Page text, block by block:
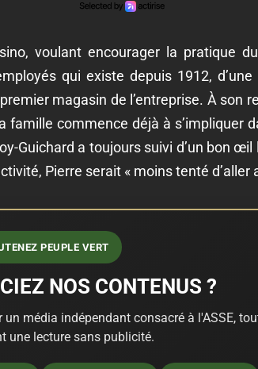
voulant encourager la pratique
qui existe depuis 1912,
magasin de l’entreprise. À son
famille commence déjà à s’impliquer
Guichard a toujours suivi d’un bon œil
Pierre serait « moins tenté d’aller
PEUPLE VERT
NOS CONTENUS ?
média indépendant consacré à l'ASSE,
une lecture sans publicité.